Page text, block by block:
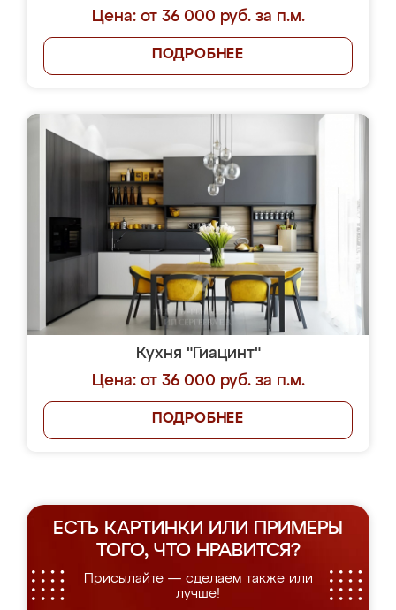
Цена: от 36 000 руб. за п.м.
ПОДРОБНЕЕ
Кухня "Гиацинт"
Цена: от 36 000 руб. за п.м.
ПОДРОБНЕЕ
ЕСТЬ КАРТИНКИ ИЛИ ПРИМЕРЫ
ТОГО, ЧТО НРАВИТСЯ?
Присылайте — сделаем также или
лучше!